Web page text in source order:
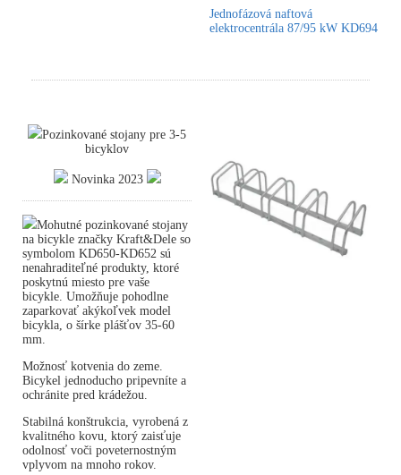
Jednofázová naftová
elektrocentrála 87/95 kW KD694
Pozinkované stojany pre 3-5
bicyklov
Novinka 2023
Mohutné pozinkované stojany
na bicykle značky Kraft&Dele so
symbolom KD650-KD652 sú
nenahraditeľné produkty, ktoré
poskytnú miesto pre vaše
bicykle. Umožňuje pohodlne
zaparkovať akýkoľvek model
bicykla, o šírke plášťov 35-60
mm.
Možnosť kotvenia do zeme.
Bicykel jednoducho pripevníte a
ochránite pred krádežou.
Stabilná konštrukcia, vyrobená z
kvalitného kovu, ktorý zaisťuje
odolnosť voči poveternostným
vplyvom na mnoho rokov.